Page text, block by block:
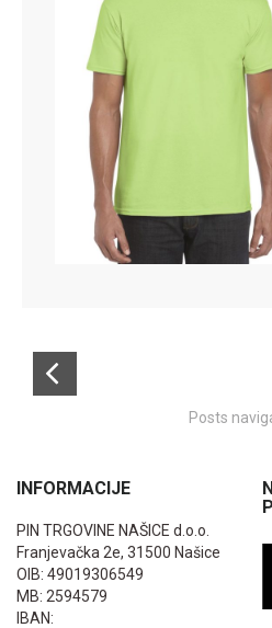
Posts
INFORMACIJE
PIN TRGOVINE NAŠICE d.o.o.
Franjevačka 2e, 31500 Našice
OIB: 49019306549
MB: 2594579
IBAN: